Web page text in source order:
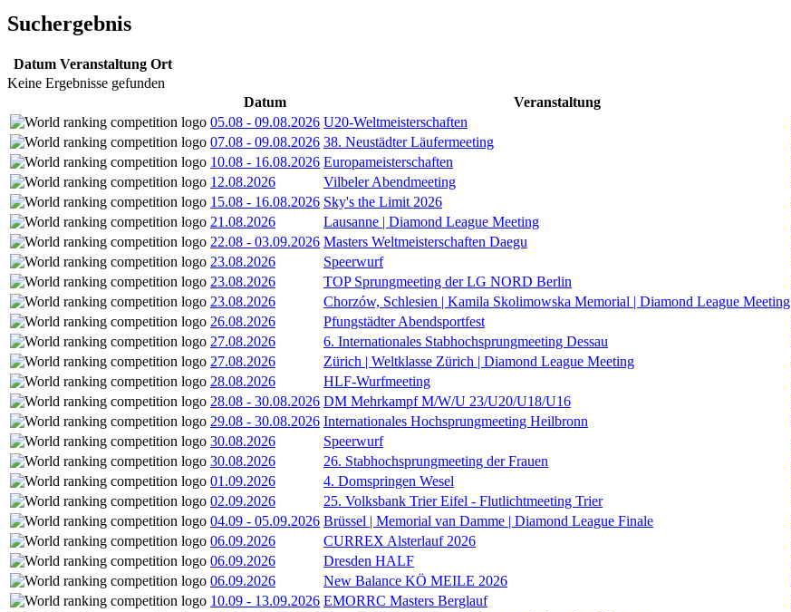
Suchergebnis
Datum Veranstaltung Ort
Keine Ergebnisse gefunden
Datum
Veranstaltung
05.08 - 09.08.2026 U20-Weltmeisterschaften
07.08 - 09.08.2026 38. Neustädter Läufermeeting
10.08 - 16.08.2026 Europameisterschaften
12.08.2026
Vilbeler Abendmeeting
15.08 - 16.08.2026 Sky's the Limit 2026
21.08.2026
Lausanne | Diamond League Meeting
22.08 - 03.09.2026 Masters Weltmeisterschaften Daegu
23.08.2026
Speerwurf
23.08.2026
TOP Sprungmeeting der LG NORD Berlin
23.08.2026
Chorzów, Schlesien | Kamila Skolimowska Memorial | Diamond League Meeting
26.08.2026
Pfungstädter Abendsportfest
27.08.2026
6. Internationales Stabhochsprungmeeting Dessau
27.08.2026
Zürich | Weltklasse Zürich | Diamond League Meeting
28.08.2026
HLF-Wurfmeeting
28.08 - 30.08.2026 DM Mehrkampf M/W/U 23/U20/U18/U16
29.08 - 30.08.2026 Internationales Hochsprungmeeting Heilbronn
30.08.2026
Speerwurf
30.08.2026
26. Stabhochsprungmeeting der Frauen
01.09.2026
4. Domspringen Wesel
02.09.2026
25. Volksbank Trier Eifel - Flutlichtmeeting Trier
04.09 - 05.09.2026 Brüssel | Memorial van Damme | Diamond League Finale
06.09.2026
CURREX Alsterlauf 2026
06.09.2026
Dresden HALF
06.09.2026
New Balance KÖ MEILE 2026
10.09 - 13.09.2026 EMORRC Masters Berglauf